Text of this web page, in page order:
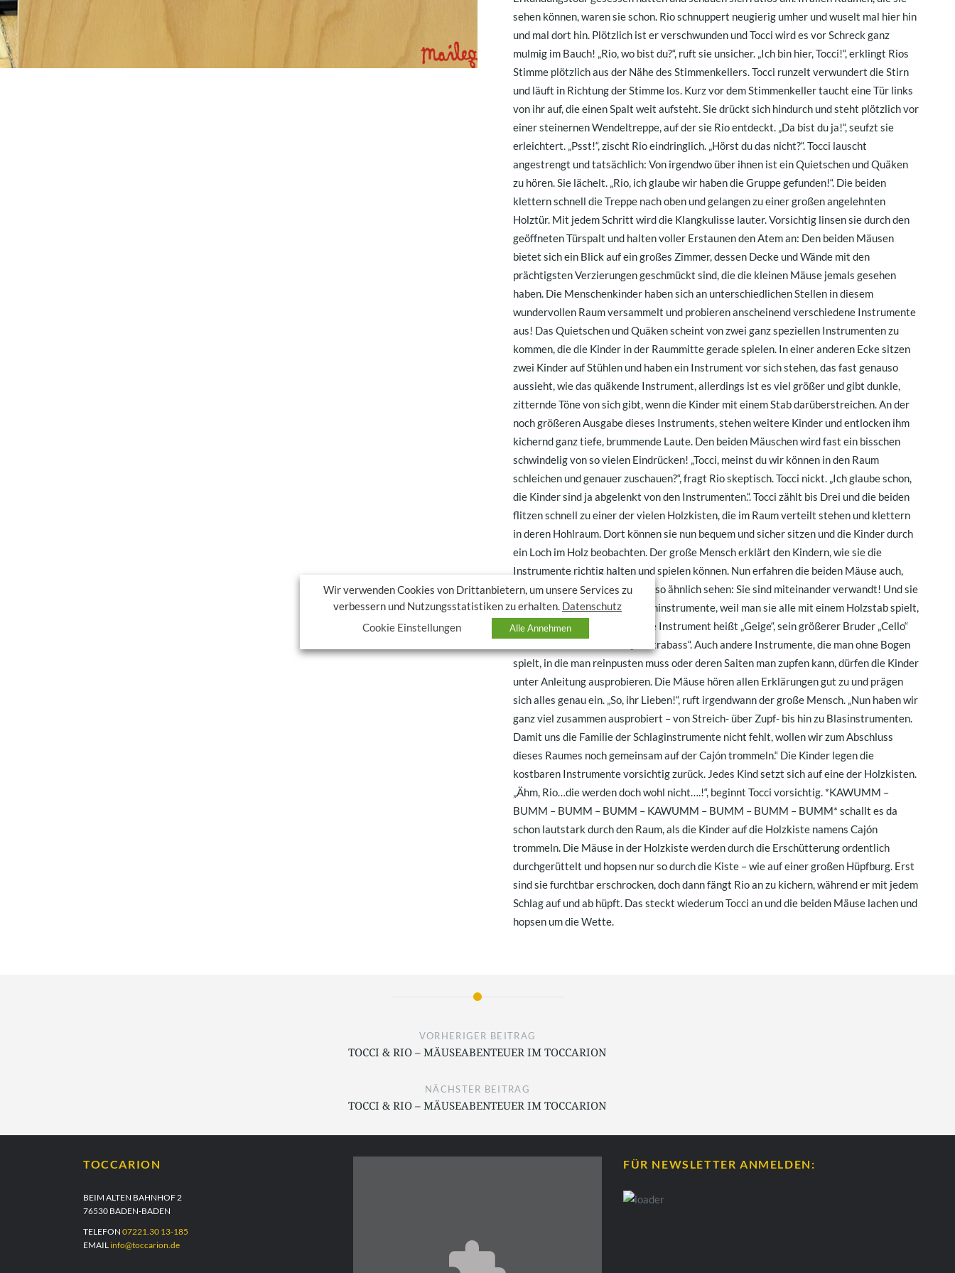
sehen können, waren sie schon. Rio schnuppert neugierig umher und wuselt mal hier hin
und mal dort hin. Plötzlich ist er verschwunden und Tocci wird es vor Schreck ganz
mulmig im Bauch! „Rio, wo bist du?“, ruft sie unsicher. „Ich bin hier, Tocci!“, erklingt Rios
Stimme plötzlich aus der Nähe des Stimmenkellers. Tocci runzelt verwundert die Stirn
und läuft in Richtung der Stimme los. Kurz vor dem Stimmenkeller taucht eine Tür links
von ihr auf, die einen Spalt weit aufsteht. Sie drückt sich hindurch und steht plötzlich vor
einer steinernen Wendeltreppe, auf der sie Rio entdeckt. „Da bist du ja!“, seufzt sie
erleichtert. „Psst!“, zischt Rio eindringlich. „Hörst du das nicht?“. Tocci lauscht
angestrengt und tatsächlich: Von irgendwo über ihnen ist ein Quietschen und Quäken
zu hören. Sie lächelt. „Rio, ich glaube wir haben die Gruppe gefunden!“. Die beiden
klettern schnell die Treppe nach oben und gelangen zu einer großen angelehnten
Holztür. Mit jedem Schritt wird die Klangkulisse lauter. Vorsichtig linsen sie durch den
geöffneten Türspalt und halten voller Erstaunen den Atem an: Den beiden Mäusen
bietet sich ein Blick auf ein großes Zimmer, dessen Decke und Wände mit den
prächtigsten Verzierungen geschmückt sind, die die kleinen Mäuse jemals gesehen
haben. Die Menschenkinder haben sich an unterschiedlichen Stellen in diesem
wundervollen Raum versammelt und probieren anscheinend verschiedene Instrumente
aus! Das Quietschen und Quäken scheint von zwei ganz speziellen Instrumenten zu
kommen, die die Kinder in der Raummitte gerade spielen. In einer anderen Ecke sitzen
zwei Kinder auf Stühlen und haben ein Instrument vor sich stehen, das fast genauso
aussieht, wie das quäkende Instrument, allerdings ist es viel größer und gibt dunkle,
zitternde Töne von sich gibt, wenn die Kinder mit einem Stab darüberstreichen. An der
noch größeren Ausgabe dieses Instruments, stehen weitere Kinder und entlocken ihm
kichernd ganz tiefe, brummende Laute. Den beiden Mäuschen wird fast ein bisschen
schwindelig von so vielen Eindrücken! „Tocci, meinst du wir können in den Raum
schleichen und genauer zuschauen?“, fragt Rio skeptisch. Tocci nickt. „Ich glaube schon,
die Kinder sind ja abgelenkt von den Instrumenten.“. Tocci zählt bis Drei und die beiden
flitzen schnell zu einer der vielen Holzkisten, die im Raum verteilt stehen und klettern
in deren Hohlraum. Dort können sie nun bequem und sicher sitzen und die Kinder durch
ein Loch im Holz beobachten. Der große Mensch erklärt den Kindern, wie sie die
Instrumente richtig halten und spielen können. Nun erfahren die beiden Mäuse auch,
warum sich diese Instrumente so ähnlich sehen: Sie sind miteinander verwandt! Und sie
gehören zur Familie der Streichinstrumente, weil man sie alle mit einem Holzstab spielt,
der „Bogen“ heißt. Das kleinste Instrument heißt „Geige“, sein größerer Bruder „Cello“
und der Größte von allen „Kontrabass“. Auch andere Instrumente, die man ohne Bogen
spielt, in die man reinpusten muss oder deren Saiten man zupfen kann, dürfen die Kinder
unter Anleitung ausprobieren. Die Mäuse hören allen Erklärungen gut zu und prägen
sich alles genau ein. „So, ihr Lieben!“, ruft irgendwann der große Mensch. „Nun haben wir
ganz viel zusammen ausprobiert – von Streich- über Zupf- bis hin zu Blasinstrumenten.
Damit uns die Familie der Schlaginstrumente nicht fehlt, wollen wir zum Abschluss
dieses Raumes noch gemeinsam auf der Cajón trommeln.“ Die Kinder legen die
kostbaren Instrumente vorsichtig zurück. Jedes Kind setzt sich auf eine der Holzkisten.
„Ähm, Rio…die werden doch wohl nicht….!“, beginnt Tocci vorsichtig. *KAWUMM –
BUMM – BUMM – BUMM – KAWUMM – BUMM – BUMM – BUMM* schallt es da
schon lautstark durch den Raum, als die Kinder auf die Holzkiste namens Cajón
trommeln. Die Mäuse in der Holzkiste werden durch die Erschütterung ordentlich
durchgerüttelt und hopsen nur so durch die Kiste – wie auf einer großen Hüpfburg. Erst
sind sie furchtbar erschrocken, doch dann fängt Rio an zu kichern, während er mit jedem
Schlag auf und ab hüpft. Das steckt wiederum Tocci an und die beiden Mäuse lachen und
hopsen um die Wette.
VORHERIGER BEITRAG
TOCCI & RIO – MÄUSEABENTEUER IM TOCCARION
NÄCHSTER BEITRAG
TOCCI & RIO – MÄUSEABENTEUER IM TOCCARION
TOCCARION
BEIM ALTEN BAHNHOF 2
76530 BADEN-BADEN
TELEFON 07221.30 13-185
EMAIL info@toccarion.de
FÜR NEWSLETTER ANMELDEN:
Wir verwenden Cookies von Drittanbietern, um unsere Services zu
verbessern und Nutzungsstatistiken zu erhalten. Datenschutz
Cookie Einstellungen
Alle Annehmen